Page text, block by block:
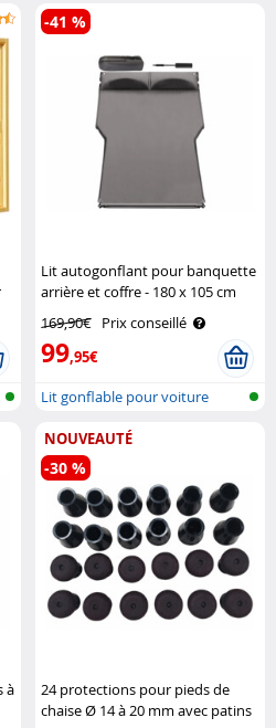
Lit autogonflant pour banquette
arrière et coffre - 180 x 105 cm
169,90€ Prix conseillé
99,95€
-41 %
Lit gonflable pour voiture
à
NOUVEAUTÉ
24 protections pour pieds de
chaise Ø 14 à 20 mm avec patins
-30 %